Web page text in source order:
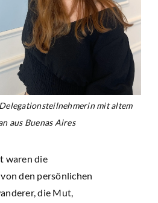
mit altem
aus Buenas Aires
waren die
den persönlichen
die Mut,